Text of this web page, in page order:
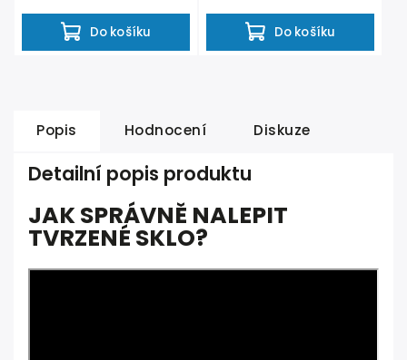
Do košíku Do košíku
Popis Hodnocení Diskuze
Detailní popis produktu
JAK SPRÁVNĚ NALEPIT
TVRZENÉ SKLO?